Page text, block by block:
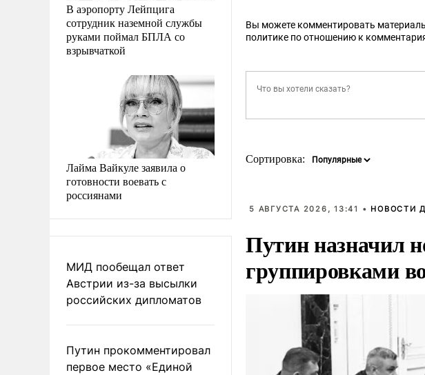
В аэропорту Лейпцига
сотрудник наземной службы
руками поймал БПЛА со
взрывчаткой
Лайма Вайкуле заявила о
готовности воевать с
россиянами
МИД пообещал ответ
Австрии из-за высылки
российских дипломатов
Путин прокомментировал
первое место «Единой
Вы можете комментировать
политике по отношению к
Сортировка:
5 АВГУСТА 2026, 13:41 • НОВОСТИ
Путин назначил
группировками